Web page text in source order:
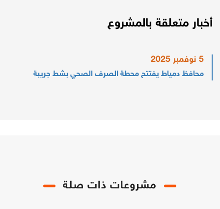
أخبار متعلقة بالمشروع
5 نوفمبر 2025
محافظ دمياط يفتتح محطة الصرف الصحي بشط جريبة
مشروعات ذات صلة